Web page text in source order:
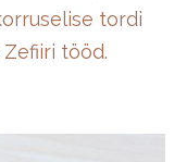
tordi
tööd.